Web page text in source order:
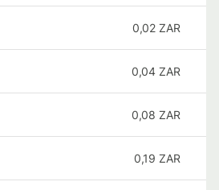
0,02 ZAR
0,04 ZAR
0,08 ZAR
0,19 ZAR